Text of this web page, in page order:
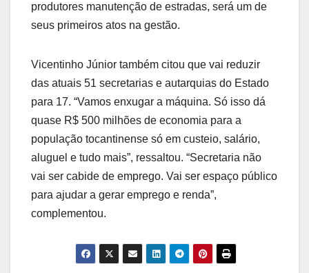
produtores manutenção de estradas, será um de
seus primeiros atos na gestão.
Vicentinho Júnior também citou que vai reduzir
das atuais 51 secretarias e autarquias do Estado
para 17. “Vamos enxugar a máquina. Só isso dá
quase R$ 500 milhões de economia para a
população tocantinense só em custeio, salário,
aluguel e tudo mais”, ressaltou. “Secretaria não
vai ser cabide de emprego. Vai ser espaço público
para ajudar a gerar emprego e renda”,
complementou.